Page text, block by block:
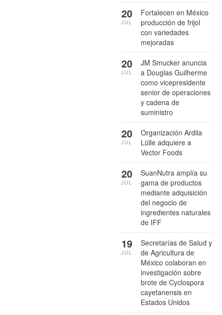
Fortalecen en México
producción de frijol
con variedades
mejoradas
20
JUL
JM Smucker anuncia
a Douglas Guilherme
como vicepresidente
senior de operaciones
y cadena de
suministro
20
JUL
Organización Ardila
Lülle adquiere a
Vector Foods
20
JUL
SuanNutra amplía su
gama de productos
mediante adquisición
del negocio de
ingredientes naturales
de IFF
20
JUL
Secretarías de Salud y
de Agricultura de
México colaboran en
investigación sobre
brote de Cyclospora
cayetanensis en
Estados Unidos
19
JUL